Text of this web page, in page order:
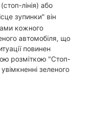
(стоп-лінія) або
зупинки" він
кожного
автомобіля, що
повинен
розміткою "Стоп-
зеленого